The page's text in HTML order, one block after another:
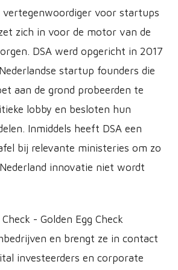
vertegenwoordiger voor startups
zich in voor de motor van de
DSA werd opgericht in 2017
startup founders die
aan de grond probeerden te
lobby en besloten hun
Inmiddels heeft DSA een
bij relevante ministeries om zo
innovatie niet wordt
- Golden Egg Check
en brengt ze in contact
investeerders en corporate